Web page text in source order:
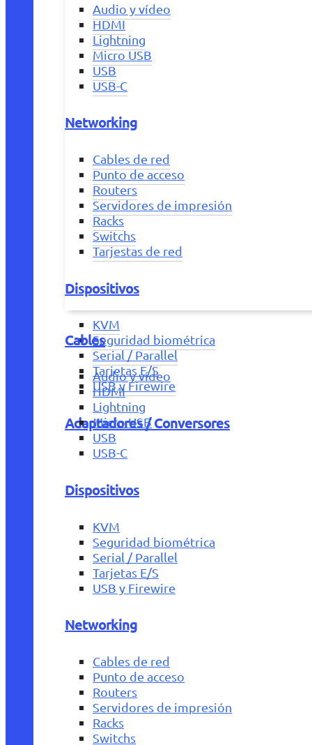
Audio y vídeo
HDMI
Lightning
Micro USB
USB
USB-C
Networking
Cables de red
Punto de acceso
Routers
Servidores de impresión
Racks
Switchs
Tarjestas de red
Dispositivos
KVM
Seguridad biométrica
Serial / Parallel
Tarjetas E/S
USB y Firewire
Adaptadores / Conversores
Cables
Audio y vídeo
HDMI
Lightning
Micro USB
USB
USB-C
Dispositivos
KVM
Seguridad biométrica
Serial / Parallel
Tarjetas E/S
USB y Firewire
Networking
Cables de red
Punto de acceso
Routers
Servidores de impresión
Racks
Switchs